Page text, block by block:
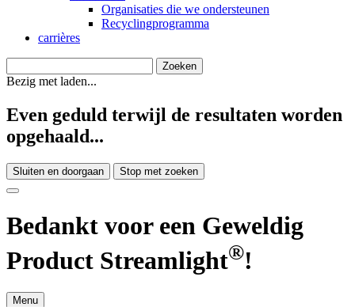
Organisaties die we ondersteunen
Recyclingprogramma
carrières
Bezig met laden...
Even geduld terwijl de resultaten worden
opgehaald...
Sluiten en doorgaan Stop met zoeken
Bedankt voor een Geweldig
Product Streamlight®!
Menu